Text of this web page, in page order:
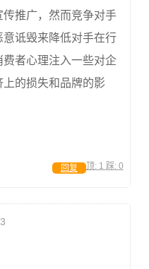
推广，然而竞争对手
诋毁来降低对手在行
者心理注入一些对企
的损失和品牌的影
顶: 1 踩: 0
回复